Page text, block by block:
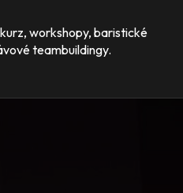
workshopy, baristické
teambuildingy.